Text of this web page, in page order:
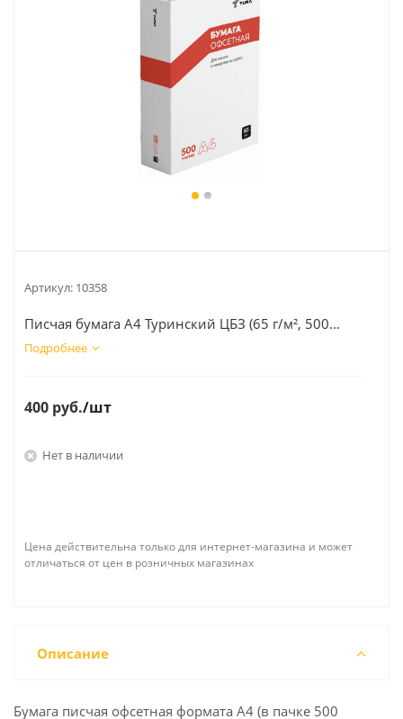
Артикул: 10358
Писчая бумага А4 Туринский ЦБЗ (65 г/м², 500...
Подробнее
400 руб./шт
Нет в наличии
Цена действительна только для интернет-магазина и может
отличаться от цен в розничных магазинах
Описание
Бумага писчая офсетная формата А4 (в пачке 500